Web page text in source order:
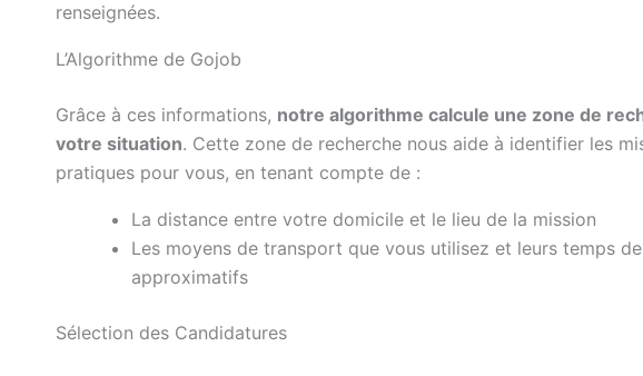
renseignées.
L’Algorithme de Gojob
Grâce à ces informations, notre algorithme calcule une zone de
votre situation. Cette zone de recherche nous aide à identifier les
pratiques pour vous, en tenant compte de :
La distance entre votre domicile et le lieu de la mission
Les moyens de transport que vous utilisez et leurs temps
approximatifs
Sélection des Candidatures